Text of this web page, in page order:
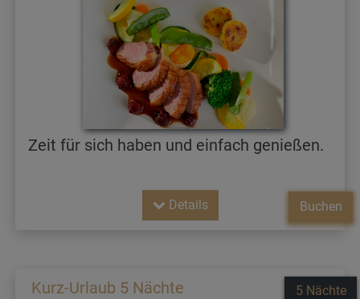
Zeit für sich haben und einfach genießen.
Buchen
Details
Kurz-Urlaub 5 Nächte
5 Nächte